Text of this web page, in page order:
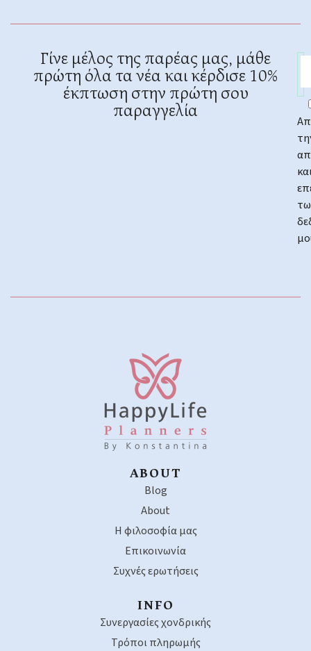
Γίνε μέλος της παρέας μας, μάθε
πρώτη όλα τα νέα και κέρδισε 10%
έκπτωση στην πρώτη σου
παραγγελία
ABOUT
Blog
About
Η φιλοσοφία μας
Επικοινωνία
Συχνές ερωτήσεις
INFO
Συνεργασίες χονδρικής
Τρόποι πληρωμής